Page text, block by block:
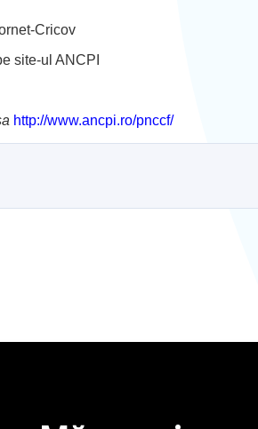
Cricov
site-ul ANCPI
http://www.ancpi.ro/pnccf/